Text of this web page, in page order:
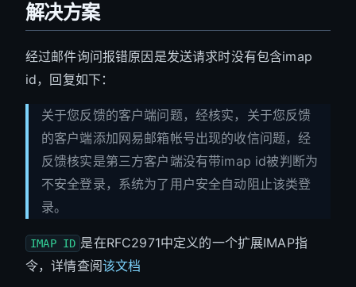
解决方案
经过邮件询问报错原因是发送请求时没有包含imap
id，回复如下：
关于您反馈的客户端问题，经核实，关于您反馈
的客户端添加网易邮箱帐号出现的收信问题，经
反馈核实是第三方客户端没有带imap id被判断为
不安全登录，系统为了用户安全自动阻止该类登
录。
IMAP ID 是在RFC2971中定义的一个扩展IMAP指
令，详情查阅该文档